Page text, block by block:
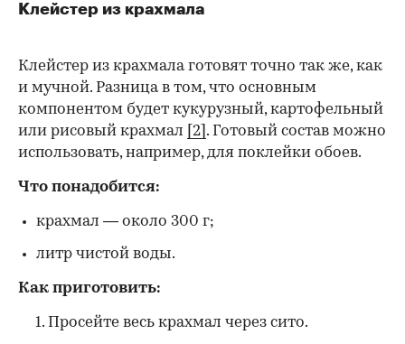
Клейстер из крахмала
Клейстер из крахмала готовят точно так же, как
и мучной. Разница в том, что основным
компонентом будет кукурузный, картофельный
или рисовый крахмал
[2] . Готовый состав можно
использовать, например, для поклейки обоев.
Что понадобится:
крахмал — около 300 г;
литр чистой воды.
Как приготовить:
Просейте весь крахмал через сито.